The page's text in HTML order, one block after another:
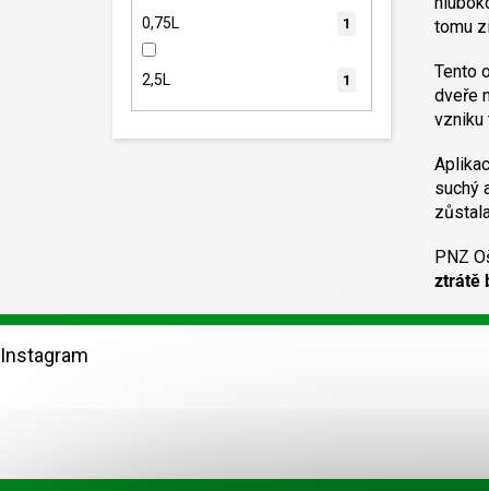
0,75L 1
2,5L 1
tomu
Tento
dveře
vzniku
suchý
PNZ
ztrátě
Z
áInstagram